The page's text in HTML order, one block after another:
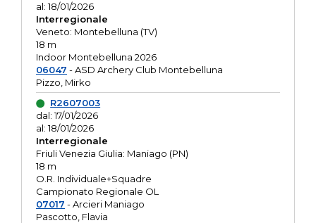
al: 18/01/2026
Interregionale
Veneto: Montebelluna (TV)
18 m
Indoor Montebelluna 2026
06047 - ASD Archery Club Montebelluna
Pizzo, Mirko
R2607003
dal: 17/01/2026
al: 18/01/2026
Interregionale
Friuli Venezia Giulia: Maniago (PN)
18 m
O.R. Individuale+Squadre
Campionato Regionale OL
07017 - Arcieri Maniago
Pascotto, Flavia